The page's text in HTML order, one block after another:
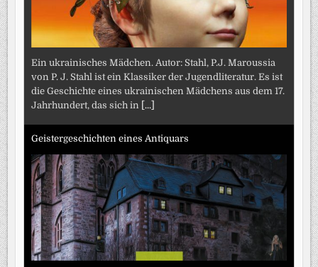
Ein ukrainisches Mädchen. Autor: Stahl, P.J. Maroussia
von P. J. Stahl ist ein Klassiker der Jugendliteratur. Es ist
die Geschichte eines ukrainischen Mädchens aus dem 17.
Jahrhundert, das sich in [...]
Geistergeschichten eines Antiquars